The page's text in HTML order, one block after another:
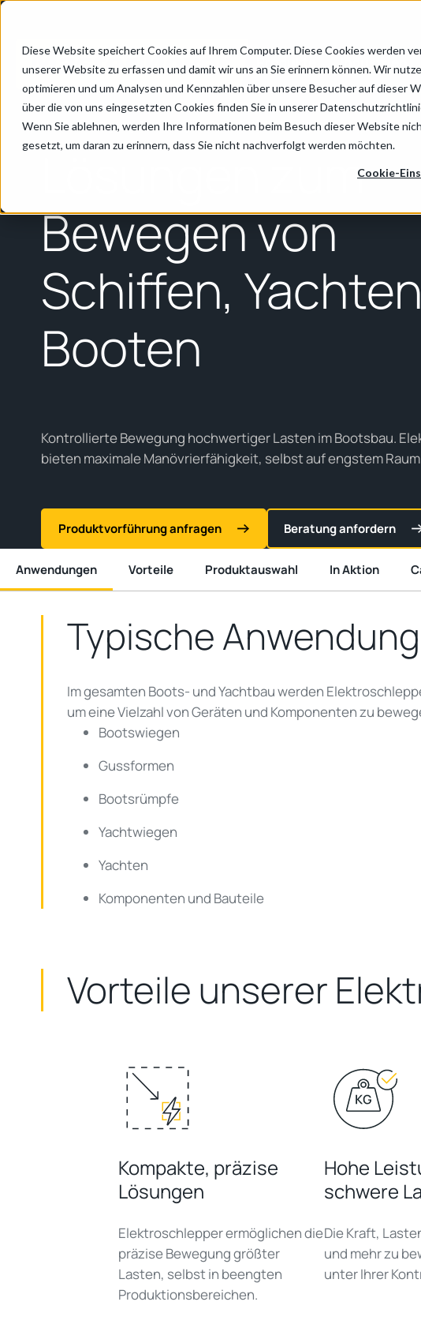
Diese Website speichert Cookies auf Ihrem Computer. Diese Cookies werden
unserer Website zu erfassen und damit wir uns an Sie erinnern können. Wir
optimieren und um Analysen und Kennzahlen über unsere Besucher auf dieser
über die von uns eingesetzten Cookies finden Sie in unserer
Wenn Sie ablehnen, werden Ihre Informationen beim Besuch dieser Website
gesetzt, um daran zu erinnern, dass Sie nicht nachverfolgt werden möchten.
Cookie-
Produkte Industrien
Home/ Fertigung & Montage/ Boot & Yacht Fertigung
Lösungen zum
Bewegen von
Schiffen,
Booten
Kontrollierte Bewegung hochwertiger Lasten im Bootsbau.
bieten maximale Manövrierfähigkeit, selbst auf engstem
Produktvorführung anfragen Beratung anfordern
Anwendungen Vorteile Produktauswahl In Aktion
Typische
Im gesamten Boots- und Yachtbau werden
um eine Vielzahl von Geräten und Komponenten zu
Bootswiegen
Gussformen
Bootsrümpfe
Yachtwiegen
Yachten
Komponenten und Bauteile
Vorteile unserer
Kompakte, präzise
Lösungen
Elektroschlepper ermöglichen die
präzise Bewegung größter
Lasten, selbst in beengten
Produktionsbereichen.
Hohe
schwere
Die Kraft,
und mehr zu
unter Ihrer